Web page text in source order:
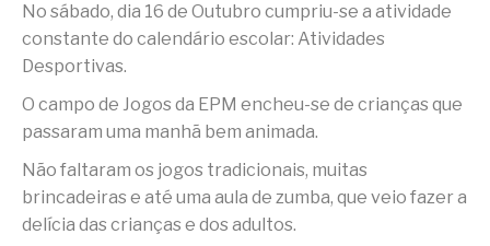
No sábado, dia 16 de Outubro cumpriu-se a atividade
constante do calendário escolar: Atividades
Desportivas.
O campo de Jogos da EPM encheu-se de crianças que
passaram uma manhã bem animada.
Não faltaram os jogos tradicionais, muitas
brincadeiras e até uma aula de zumba, que veio fazer a
delícia das crianças e dos adultos.